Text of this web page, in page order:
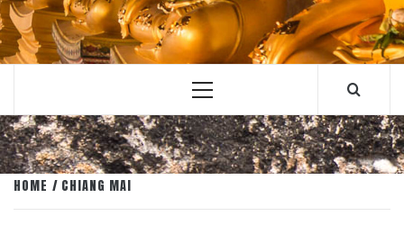
Primary
HOME CHIANG MAI